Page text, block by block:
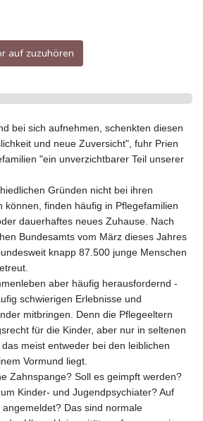
auf zuzuhören
bei sich aufnehmen, schenkten diesen
und neue Zuversicht", fuhr Prien
"ein unverzichtbarer Teil unserer
Gründen nicht bei ihren
können, finden häufig in Pflegefamilien
dauerhaftes neues Zuhause. Nach
Bundesamts vom März dieses Jahres
knapp 87.500 junge Menschen
aber häufig herausfordernd -
schwierigen Erlebnisse und
mitbringen. Denn die Pflegeeltern
für die Kinder, aber nur in seltenen
meist entweder bei den leiblichen
Vormund liegt.
Zahnspange? Soll es geimpft werden?
Kinder- und Jugendpsychiater? Auf
Das sind normale